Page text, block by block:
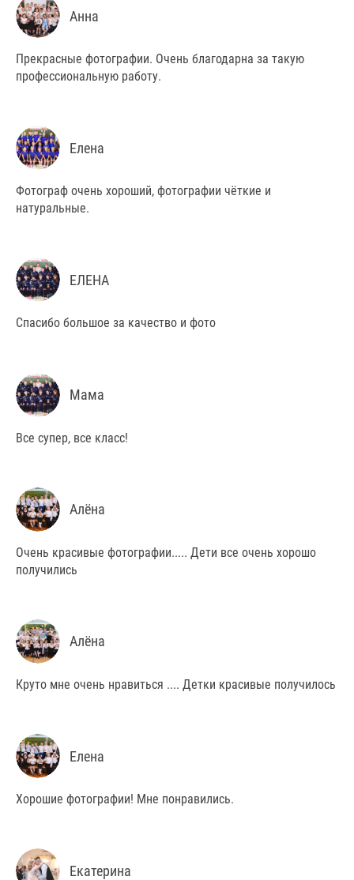
Анна
Прекрасные фотографии. Очень благодарна за такую
профессиональную работу.
Елена
Фотограф очень хороший, фотографии чёткие и
натуральные.
ЕЛЕНА
Спасибо большое за качество и фото
Мама
Все супер, все класс!
Алёна
Очень красивые фотографии..... Дети все очень хорошо
получились
Алёна
Круто мне очень нравиться .... Детки красивые получилось
Елена
Хорошие фотографии! Мне понравились.
Екатерина